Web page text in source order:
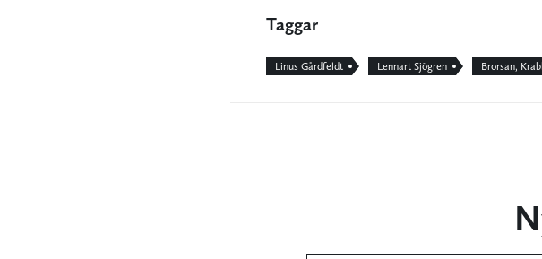
Taggar
Linus Gårdfeldt Lennart Sjögren Brorsan,